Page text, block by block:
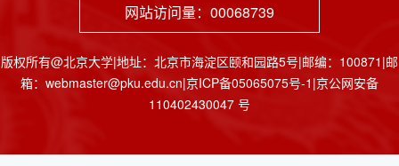
网站访问量： 00068739
版权所有@北京大学|地址：北京市海淀区颐和园路5号|邮编：100871|邮
箱：webmaster@pku.edu.cn|京ICP备05065075号-1|京公网安备
110402430047 号